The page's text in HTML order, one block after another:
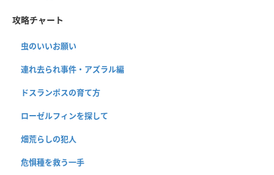
攻略チャート
虫のいいお願い
連れ去られ事件・アズラル編
ドスランポスの育て方
ローゼルフィンを探して
畑荒らしの犯人
危惧種を救う一手